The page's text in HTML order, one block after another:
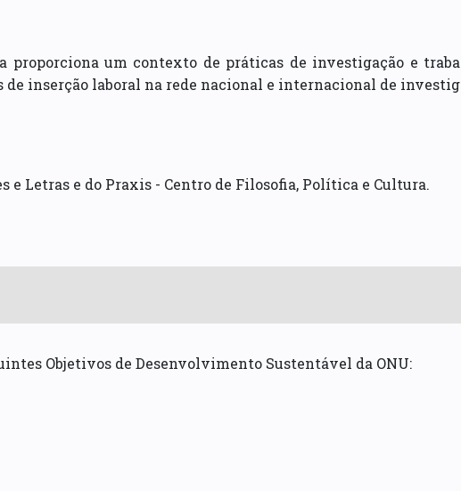
proporciona um contexto de práticas de investigação e
de inserção laboral na rede nacional e internacional de
e Letras e do Praxis - Centro de Filosofia, Política e Cultura.
Objetivos de Desenvolvimento Sustentável da ONU: